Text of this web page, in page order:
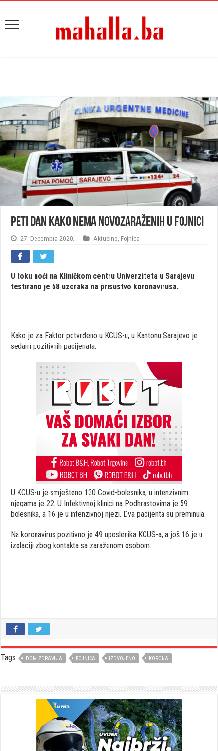
Peti dan kako nema novozaraženih u Fojnici
27. Decembra 2020. Aktuelno Fojnica
U toku noći na Kliničkom centru Univerziteta u Sarajevu
testirano je 58 uzoraka na prisustvo koronavirusa.
Kako je za Faktor potvrđeno u KCUS-u, u Kantonu Sarajevo je
sedam pozitivnih pacijenata.
U KCUS-u je smješteno 130 Covid-bolesnika, u intenzivnim
njegama je 22. U Infektivnoj klinici na Podhrastovima je 59
bolesnika, a 16 je u intenzivnoj njezi. Dva pacijenta su preminula.
Na koronavirus pozitivno je 49 uposlenika KCUS-a, a još 16 je u
izolaciji zbog kontakta sa zaraženom osobom.
Tags DOM ZDRAVLJA FOJNICA IZDVOJENO KORONA